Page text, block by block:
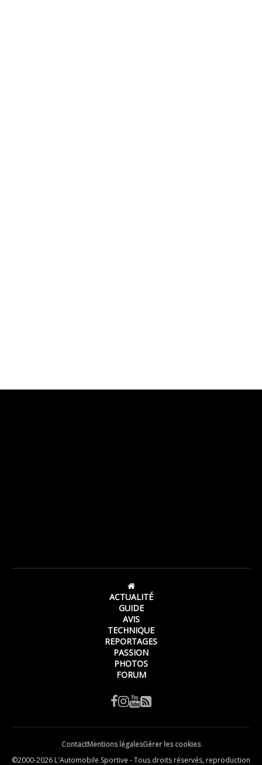
ACTUALITÉ
GUIDE
AVIS
TECHNIQUE
REPORTAGES
PASSION
PHOTOS
FORUM
ContactMentions légalesGérer les cookies
©2000-2026 L'Automobile Sportive - Tous droits réservés, reproduction